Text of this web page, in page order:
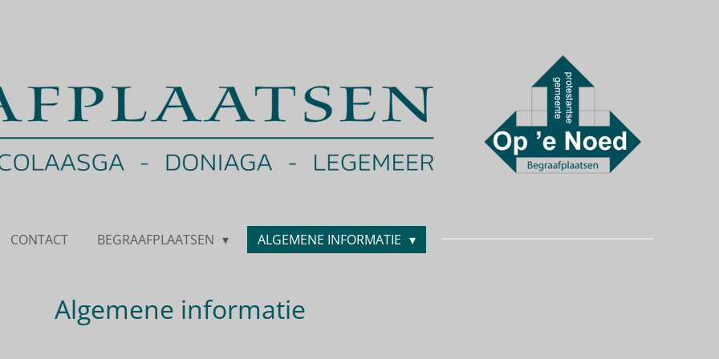
CONTACT BEGRAAFPLAATSEN ALGEMENE INFORMATIE
Algemene informatie